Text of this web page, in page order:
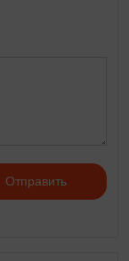
Отправить